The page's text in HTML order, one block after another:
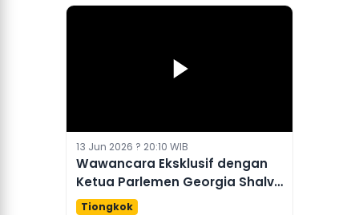
13 Jun 2026 ? 20:10 WIB
Wawancara Eksklusif dengan
Ketua Parlemen Georgia Shalva
Papuashvili
Tiongkok